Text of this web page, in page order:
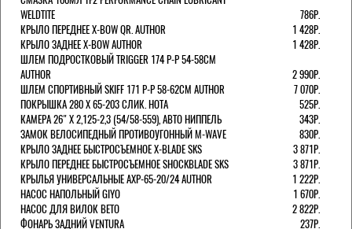
WELDTITE
786Р.
КРЫЛО ПЕРЕДНЕЕ X-BOW QR. AUTHOR
1 428Р.
КРЫЛО ЗАДНЕЕ X-BOW AUTHOR
1 428Р.
ШЛЕМ ПОДРОСТКОВЫЙ TRIGGER 174 Р-Р 54-58СМ
AUTHOR
2 990Р.
ШЛЕМ СПОРТИВНЫЙ SKIFF 171 Р-Р 58-62СМ AUTHOR
7 070Р.
ПОКРЫШКА 280 X 65-203 СЛИК. HOTA
525Р.
КАМЕРА 26" X 2,125-2,3 (54/58-559), АВТО НИППЕЛЬ
343Р.
ЗАМОК ВЕЛОСИПЕДНЫЙ ПРОТИВОУГОННЫЙ M-WAVE
830Р.
КРЫЛО ЗАДНЕЕ БЫСТРОСЪЕМНОЕ X-BLADE SKS
3 871Р.
КРЫЛО ПЕРЕДНЕЕ БЫСТРОСЪЕМНОЕ SHOCKBLADE SKS
3 871Р.
КРЫЛЬЯ УНИВЕРСАЛЬНЫЕ AXP-65-20/24 AUTHOR
1 222Р.
НАСОС НАПОЛЬНЫЙ GIYO
1 670Р.
НАСОС ДЛЯ ВИЛОК ВЕТО
2 822Р.
ФОНАРЬ ЗАДНИЙ VENTURA
237Р.